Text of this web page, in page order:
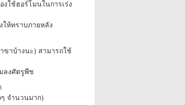
งใช้ฮอร์โมนในการเร่ง
ให้ทราบภายหลัง
ขาบ้างนะ) สามารถใช้
ลงศัตรูพืช
ๆ จำนวนมาก)